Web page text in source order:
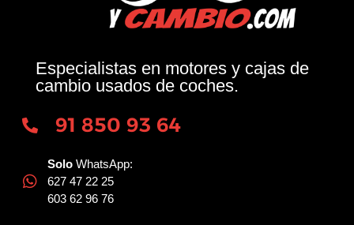
Especialistas en motores y cajas de
cambio usados de coches.
91 850 93 64
Solo WhatsApp:
627 47 22 25
603 62 96 76